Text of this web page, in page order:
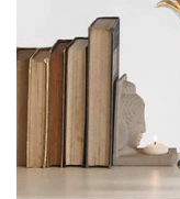
0 Lei - 100 Lei
100 Lei - 200 Lei
200 Lei - 300 Lei
300 Lei - 500 Lei
500 Lei - 1000 Lei